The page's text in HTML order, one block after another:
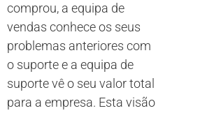
comprou, a equipa de
vendas conhece os seus
problemas anteriores com
o suporte e a equipa de
suporte vê o seu valor total
para a empresa. Esta visão